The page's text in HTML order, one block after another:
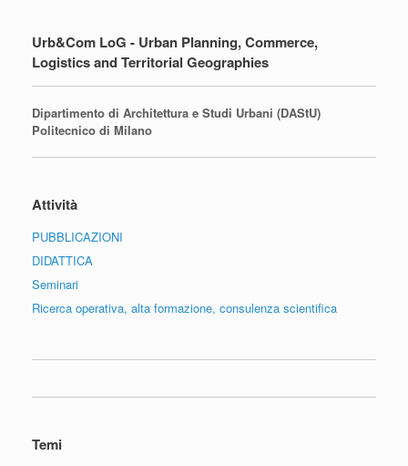
Urb&Com LoG - Urban Planning, Commerce,
Logistics and Territorial Geographies
Dipartimento di Architettura e Studi Urbani (DAStU)
Politecnico di Milano
Attività
PUBBLICAZIONI
DIDATTICA
Seminari
Ricerca operativa, alta formazione, consulenza scientifica
Temi